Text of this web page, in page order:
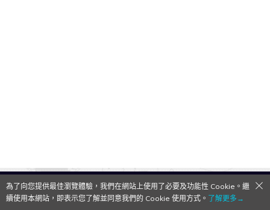
QooApp Limited © 2026
為了向您提供最佳瀏覽體驗，我們在網站上使用了必要及功能性 Cookie。繼
續使用本網站，即表示您了解並同意我們的 Cookie 使用方式。 了解更多→